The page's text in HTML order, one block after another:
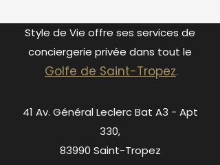
Style de Vie offre ses services de
conciergerie privée dans tout le
Golfe de Saint-Tropez.
41 Av. Général Leclerc Bat A3 - Apt
330,
83990 Saint-Tropez